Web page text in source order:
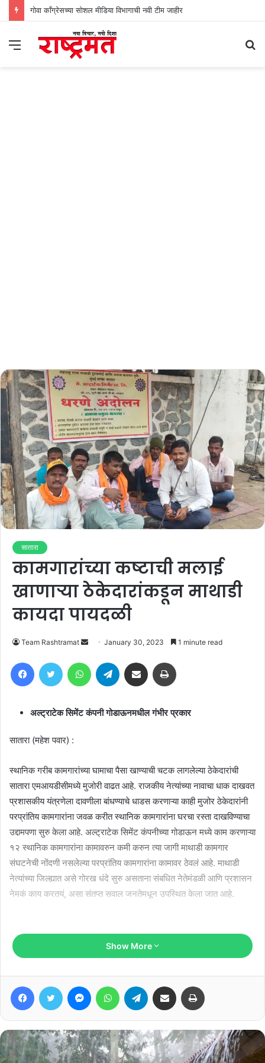
गोवा काँग्रेसच्या सोशल मीडिया विभागाची नवी टीम जाहीर
Menu
सातारा
कामगारांच्या कष्टाची मलाई
खाणाऱ्या ठेकेदारांकडून माथाडी
कायदा पायदळी
Team Rashtramat
Send
email
January 30, 2023 1 minute read
FacebookTwitter WhatsAppTelegram Share via Email
अल्ट्राटेक सिमेंट कंपनी गोडाऊनमधील गंभीर प्रकार
सातारा (महेश पवार) :
स्थानिक गरीब कामगारांच्या घामाचा पैसा खाण्याची चटक लागलेल्या ठेकेदारांची
सातारा एमआयडीसीमध्ये मुजोरी वाढत आहे. राजकीय नेत्यांच्या नावाचा धाक दाखवत
प्रशासकीय यंत्रणेला दावणीला बांधण्याचे धाडस करणाऱ्या काही मुजोर ठेकेदारांनी
परप्रांतिय कामगारांना जवळ करीत स्थानिक कामगारांना घरचा रस्ता दाखविण्याचा
उद्दामपणा सुरु केला आहे. अल्ट्राटेक सिमेंट कंपनीच्या गोडाऊन मध्ये काम करणाऱ्या
१२ स्थानिक कामगारांना कामावरुन कमी करुन त्या जागी माथाडी कामगार
संघटनेची नोंदणी नसलेल्या परप्रांतिय कामगारांना कामावर ठेवलं आहे. माथाडी
नेत्यांच्या जिल्ह्यात असे गोरख धंदे सुरु असताना संबधित नेतेमंडळी आणि प्रशासन
नेमकं काय करतयं, असा संतप्त सवाल जनतेमधून उपस्थित केला जात आहे.
अल्ट्राटेक कंपनीच्या गोडाऊन मधील हे एक प्रातिनिधिक स्वरूपाचं उदाहरण
म्हणता येईल. माथाडी कामगार कायदा पायदळी तुडविणारे असे गंभीर प्रकार
ठेवायचं, माथाडी कामगार कायदा पायदळी तुडवायचा म्हणजे आर्थिक मलाई भरपूर
मिळते हे गमक अंगवळणी पडलेल्या मुजोर ठेकेदारांनी आता स्थानिकांना बिनधास्तपणे
Related Articles
Show More
FacebookTwitter MessengerWhatsAppTelegram Share via Email